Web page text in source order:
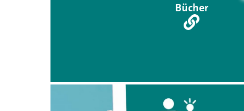
Bücher